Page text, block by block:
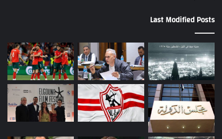
Last Modified Posts